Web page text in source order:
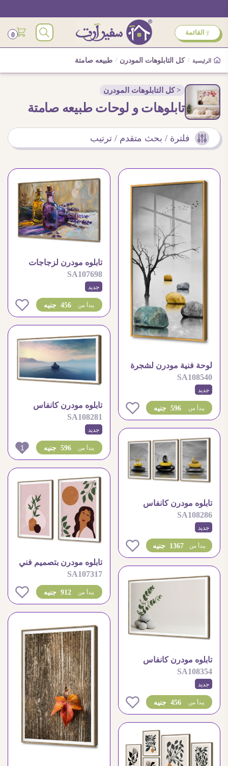
ÿ القائمة 0
الرئيسية / كل التابلوهات المودرن / طبيعه صامتة
< كل التابلوهات المودرن
تابلوهات و لوحات طبيعه صامتة
فلترة / بحث متقدم / ترتيب
لوحة فنية مودرن لشجرة
وصخور هادئة
SA108540
جديد
596 جنيه يبدأ من 0
تابلوه مودرن لزجاجات
العطور واللافندر الطبيعي
SA107698
جديد
456 جنيه يبدأ من 0
تابلوه مودرن كانفاس
بتصميم الغزال والزلط
SA108286
جديد
1367 جنيه يبدأ من
تابلوه مودرن كانفاس
بتصميم احجار متوازنة
SA108281
جديد
596 جنيه يبدأ من 1
تابلوه مودرن كانفاس
بتصميم هادئ
SA108354
جديد
456 جنيه يبدأ من 0
تابلوه مودرن بتصميم فني
تجريدي مميز
SA107317
912 جنيه يبدأ من 0